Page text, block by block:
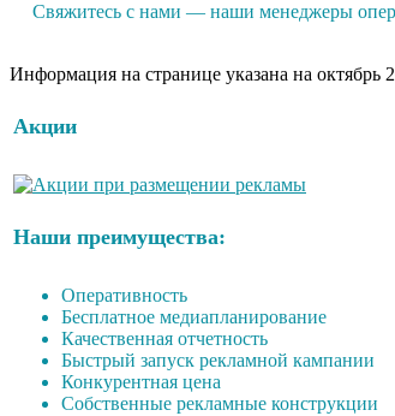
Свяжитесь с нами — наши менеджеры
Информация на странице указана на
Акции
Наши преимущества:
Оперативность
Бесплатное медиапланирование
Качественная отчетность
Быстрый запуск рекламной кампании
Конкурентная цена
Собственные рекламные конструкции